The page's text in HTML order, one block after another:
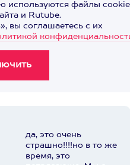
используются файлы cookie
и Rutube.
вы соглашаетесь с их
да, это очень
страшно!!!!но в то же
время, это